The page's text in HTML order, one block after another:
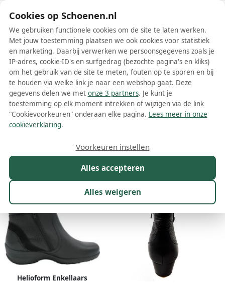
Schoenen.nl
Wis filters Alle filters
Zwarte Helioform dames
enkellaarsjes
Meer lezen
1 Kleur 1 Prijs
9 resultaten:
Helioform Enkellaars
Cookies op Schoenen.nl
We gebruiken functionele cookies om de site te laten werken.
Met jouw toestemming plaatsen we ook cookies voor statistiek
en marketing. Daarbij verwerken we persoonsgegevens zoals je
IP-adres, cookie-ID's en surfgedrag (bezochte pagina's en kliks)
om het gebruik van de site te meten, fouten op te sporen en bij
te houden via welke link je naar een webshop gaat. Deze
gegevens delen we met onze 3 partners. Je kunt je
toestemming op elk moment intrekken of wijzigen via de link
"Cookievoorkeuren" onderaan elke pagina. Lees meer in onze
cookieverklaring.
Alles accepteren
Alles weigeren
Voorkeuren instellen